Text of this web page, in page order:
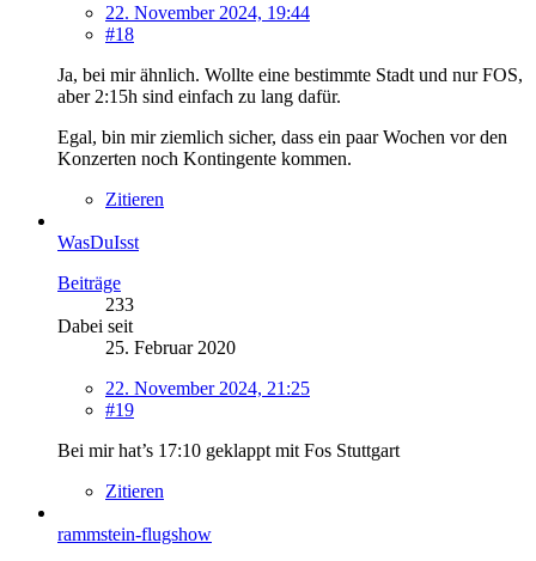
22. November 2024, 19:44
#18
Ja, bei mir ähnlich. Wollte eine bestimmte Stadt und nur FOS,
aber 2:15h sind einfach zu lang dafür.
Egal, bin mir ziemlich sicher, dass ein paar Wochen vor den
Konzerten noch Kontingente kommen.
Zitieren
WasDuIsst
Beiträge
233
Dabei seit
25. Februar 2020
22. November 2024, 21:25
#19
Bei mir hat’s 17:10 geklappt mit Fos Stuttgart
Zitieren
rammstein-flugshow